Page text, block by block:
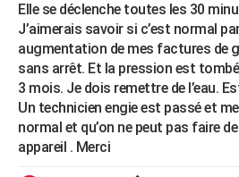
Forum
Aménagement intérieur
Extérieur
Cuisine
Salle de bains
Jardinage
Rangement
WEEK-END
Guides de France
Escapades
Patrimoine
Expositions
Musées
Week-end nature
+LIFESTYLE
Art de vivre
Bien-être
Loisirs
Mode
Modes de vie
SANTE
Alimentation
Guide de la santé
Maladies
Médicaments
Sommeil
VOYAGE
Destinations
City break
Voyage nature
Voyage de noces
Forum
Climat
Elle se déclenche toutes les 30
J’aimerais savoir si c’est normal
augmentation de mes factures de
sans arrêt. Et la pression est
3 mois. Je dois remettre de l’eau.
Un technicien engie est passé et
normal et qu’on ne peut pas faire
appareil . Merci